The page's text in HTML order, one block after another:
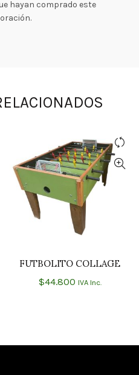
hayan comprado este
AÑADIR AL CARRITO
FUTBOLITO COLLAGE
$44.800 IVA Inc.